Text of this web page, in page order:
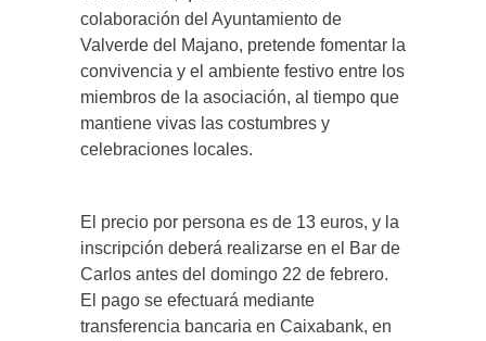
colaboración del Ayuntamiento de
Valverde del Majano, pretende fomentar la
convivencia y el ambiente festivo entre los
miembros de la asociación, al tiempo que
mantiene vivas las costumbres y
celebraciones locales.
El precio por persona es de 13 euros, y la
inscripción deberá realizarse en el Bar de
Carlos antes del domingo 22 de febrero.
El pago se efectuará mediante
transferencia bancaria en Caixabank, en